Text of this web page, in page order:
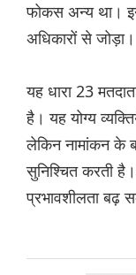
फोकस अन्य था।
अधिकारों से जोड़ा।
यह धारा 23
है। यह योग्य
लेकिन नामांकन के
सुनिश्चित करती
प्रभावशीलता बढ़